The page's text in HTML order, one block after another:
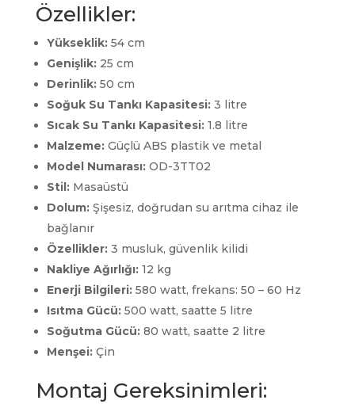
Özellikler:
Yükseklik:54 cm
Genişlik:25 cm
Derinlik:50 cm
Soğuk Su Tankı Kapasitesi:3 litre
Sıcak Su Tankı Kapasitesi:1.8 litre
Malzeme:Güçlü ABS plastik ve metal
Model Numarası:OD-3TT02
Stil:Masaüstü
Dolum:Şişesiz, doğrudan su arıtma cihaz ile
bağlanır
Özellikler:3 musluk, güvenlik kilidi
Nakliye Ağırlığı:12 kg
Enerji Bilgileri:580 watt, frekans: 50 – 60 Hz
Isıtma Gücü:500 watt, saatte 5 litre
Soğutma Gücü:80 watt, saatte 2 litre
Menşei:Çin
Montaj Gereksinimleri: